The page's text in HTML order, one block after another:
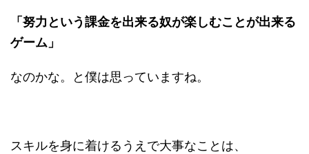
「努力という課金を出来る奴が楽しむことが出来る
ゲーム」
なのかな。と僕は思っていますね。
スキルを身に着けるうえで大事なことは、